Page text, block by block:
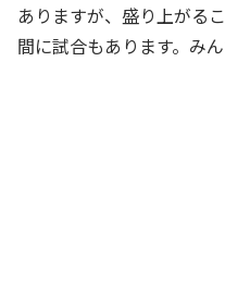
ありますが、盛り上がる
間に試合もあります。み